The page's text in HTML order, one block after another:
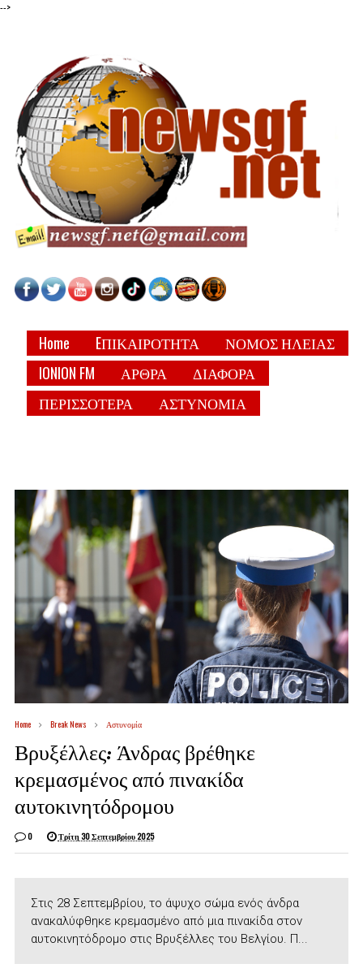
-->
Home EΠΙΚΑΙΡΟΤΗΤΑ
ΝΟΜΟΣ ΗΛΕΙΑΣ
IONION FM
ΑΡΘΡΑ
ΔΙΑΦΟΡΑ
ΠΕΡΙΣΣΟΤΕΡΑ
ΑΣΤΥΝΟΜΙΑ
Home Break News Αστυνομία
Βρυξέλλες: Άνδρας βρέθηκε
κρεμασμένος από πινακίδα
αυτοκινητόδρομου
0 Τρίτη 30 Σεπτεμβρίου 2025
Στις 28 Σεπτεμβρίου, το άψυχο σώμα ενός άνδρα
ανακαλύφθηκε κρεμασμένο από μια πινακίδα στον
αυτοκινητόδρομο στις Βρυξέλλες του Βελγίου. Π...